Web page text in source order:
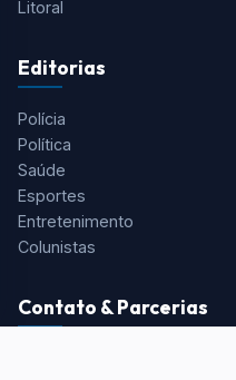
Litoral
Editorias
Polícia
Política
Saúde
Esportes
Entretenimento
Colunistas
Contato & Parcerias